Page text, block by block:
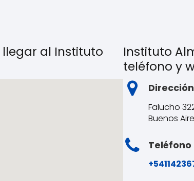
al Instituto
Instituto
teléfono y
Dirección
Falucho
Buenos
Teléfono